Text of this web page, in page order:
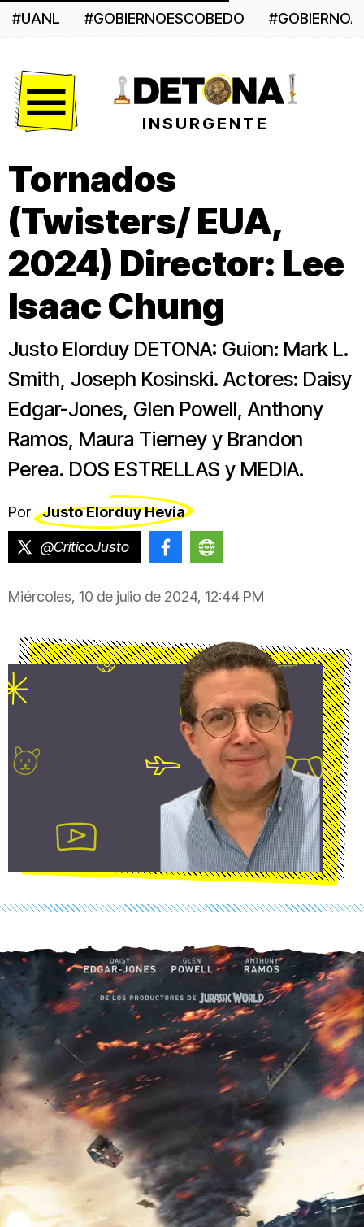
#UANL #GOBIERNOESCOBEDO
INSURGENTE
Tornados
(Twisters/ EUA,
2024) Director: Lee
Isaac Chung
Justo Elorduy DETONA: Guion: Mark L.
Smith, Joseph Kosinski. Actores: Daisy
Edgar-Jones, Glen Powell, Anthony
Ramos, Maura Tierney y Brandon
Perea. DOS ESTRELLAS y MEDIA.
Por Justo Elorduy Hevia
@CriticoJusto @CriticoJustoElorduy
Miércoles, 10 de julio de 2024, 12:44 PM